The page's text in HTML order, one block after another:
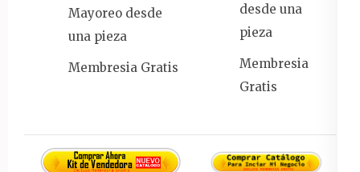
Mayoreo desde
una pieza
Membresia Gratis
desde una
pieza
Membresia
Gratis